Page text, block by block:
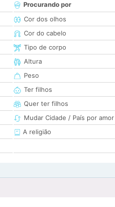
Procurando por
Cor dos olhos
Cor do cabelo
Tipo de corpo
Altura
Peso
Ter filhos
Quer ter filhos
Mudar Cidade / País por amor
A religião